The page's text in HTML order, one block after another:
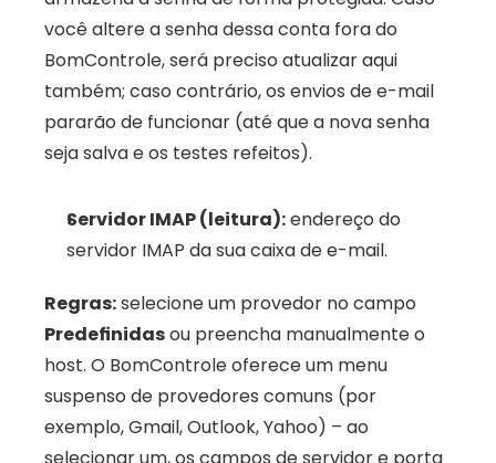
você altere a senha dessa conta fora do
BomControle, será preciso atualizar aqui
também; caso contrário, os envios de e-mail
pararão de funcionar (até que a nova senha
seja salva e os testes refeitos).
Servidor IMAP (leitura): endereço do
servidor IMAP da sua caixa de e-mail.
Regras:
Predefinidas ou preencha manualmente o
host. O BomControle oferece um menu
suspenso de provedores comuns (por
exemplo, Gmail, Outlook, Yahoo) – ao
selecionar um, os campos de servidor e porta